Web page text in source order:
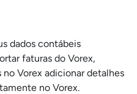
dados contábeis
faturas do Vorex,
no Vorex adicionar detalhes
no Vorex.